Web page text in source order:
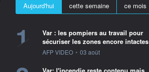
Aujourd'hui cette semaine ce mois
1
Var : les pompiers au travail pour
sécuriser les zones encore intactes
information fournie par
AFP VIDEO • 03 août